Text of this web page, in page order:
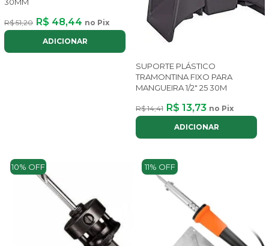
R$ 51,20 R$ 48,44 no Pix
ADICIONAR
SUPORTE PLÁSTICO
TRAMONTINA FIXO PARA
MANGUEIRA 1/2" 25 30M
R$ 14,41 R$ 13,73 no Pix
ADICIONAR
10% OFF 11% OFF